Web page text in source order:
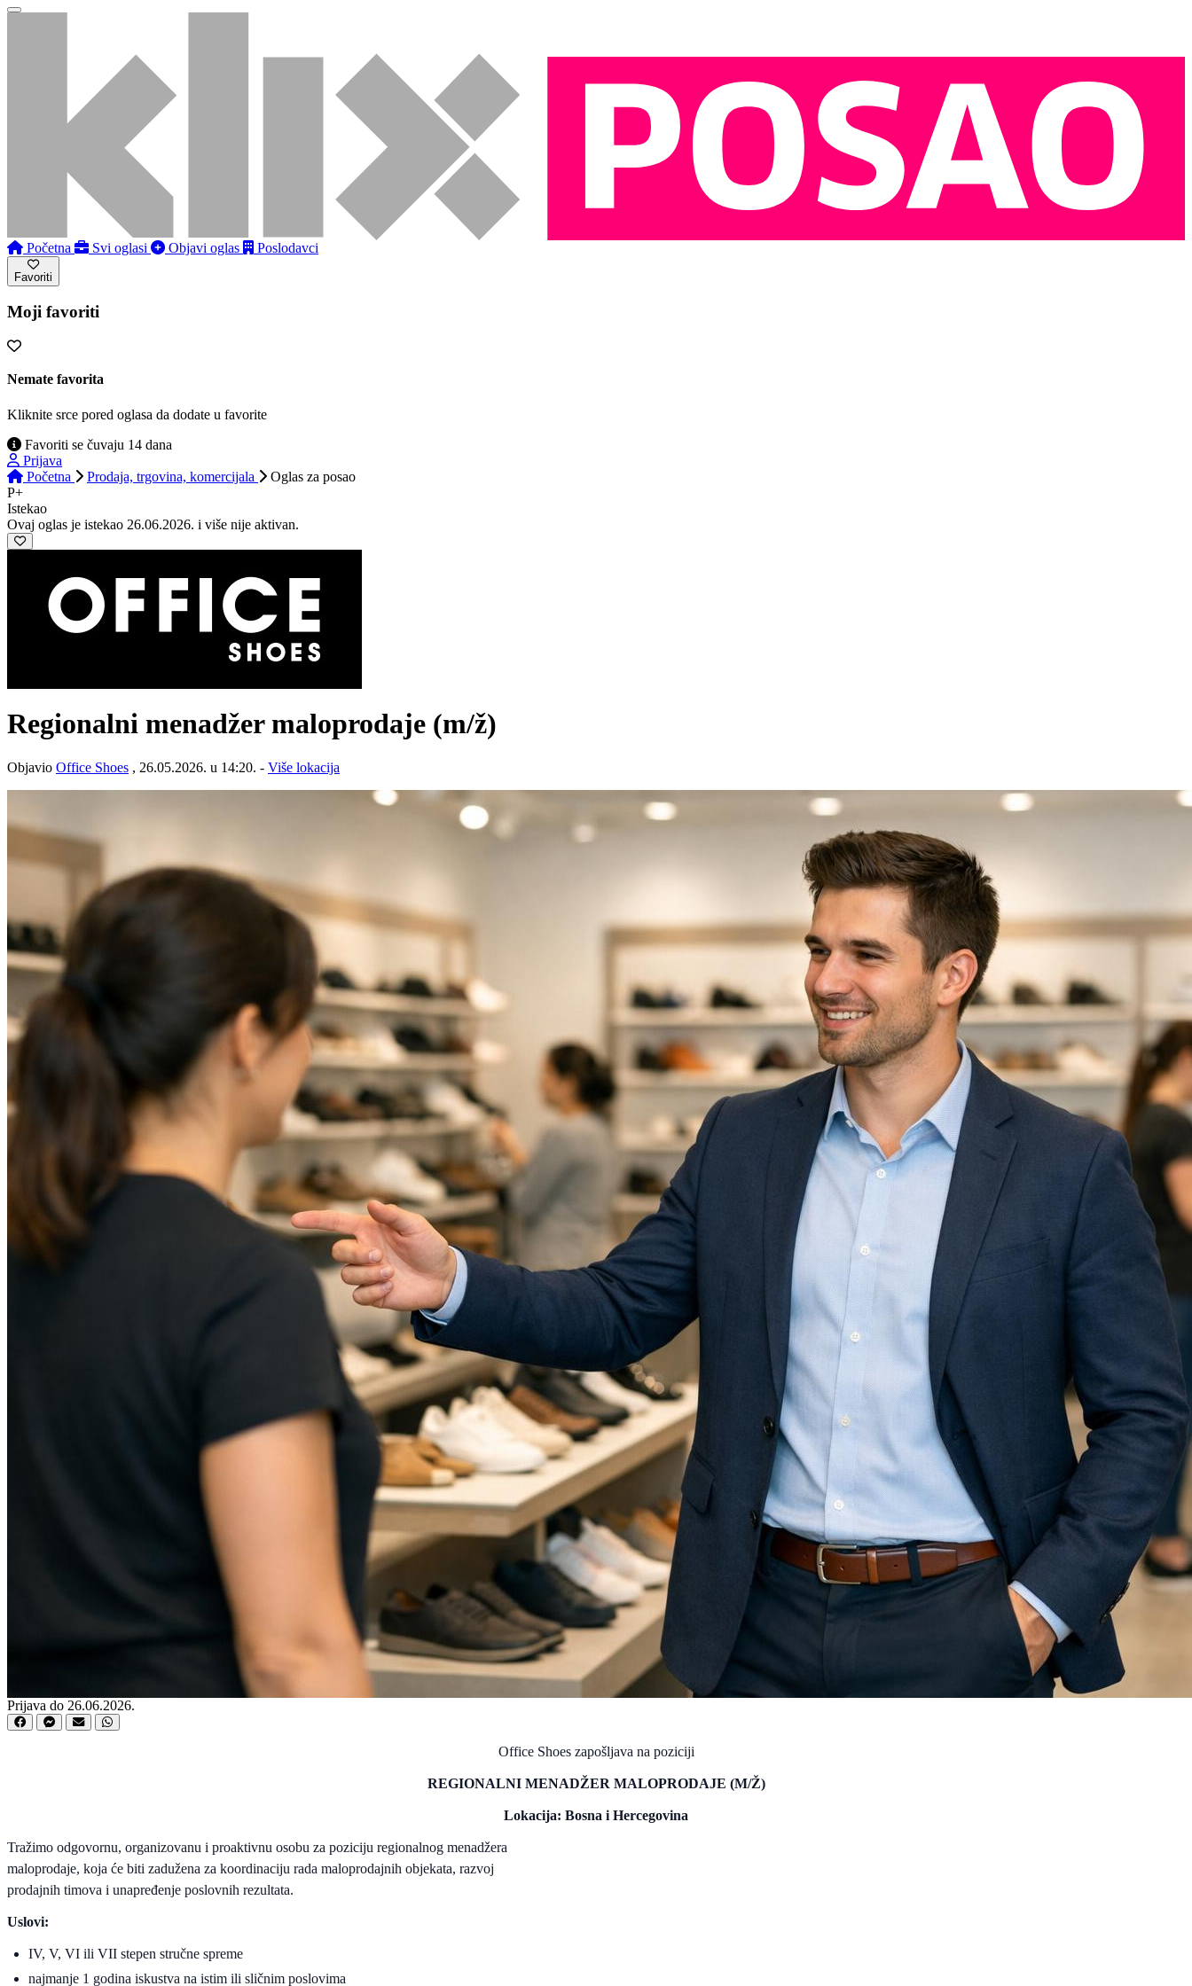
Početna Svi oglasi Objavi oglas Poslodavci
Favoriti
Moji favoriti
Nemate favorita
Kliknite srce pored oglasa da dodate u favorite
Favoriti se čuvaju 14 dana
Prijava
Početna
Prodaja, trgovina, komercijala Oglas za posao
P+
Istekao
Ovaj oglas je istekao 26.06.2026. i više nije aktivan.
Regionalni menadžer maloprodaje (m/ž)
Objavio Office Shoes , 26.05.2026. u 14:20. - Više lokacija
Prijava do 26.06.2026.
Office Shoes zapošljava na poziciji
REGIONALNI MENADŽER MALOPRODAJE (M/Ž)
Lokacija: Bosna i Hercegovina
Tražimo odgovornu, organizovanu i proaktivnu osobu za poziciju regionalnog menadžera
maloprodaje, koja će biti zadužena za koordinaciju rada maloprodajnih objekata, razvoj
prodajnih timova i unapređenje poslovnih rezultata.
Uslovi:
IV, V, VI ili VII stepen stručne spreme
najmanje 1 godina iskustva na istim ili sličnim poslovima